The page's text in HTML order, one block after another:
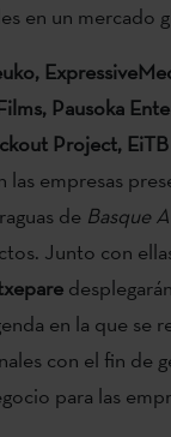
en un mercado
Pausoka
Project,
las empresas
de Basque
Junto con
en la que se
con el fin de
para las